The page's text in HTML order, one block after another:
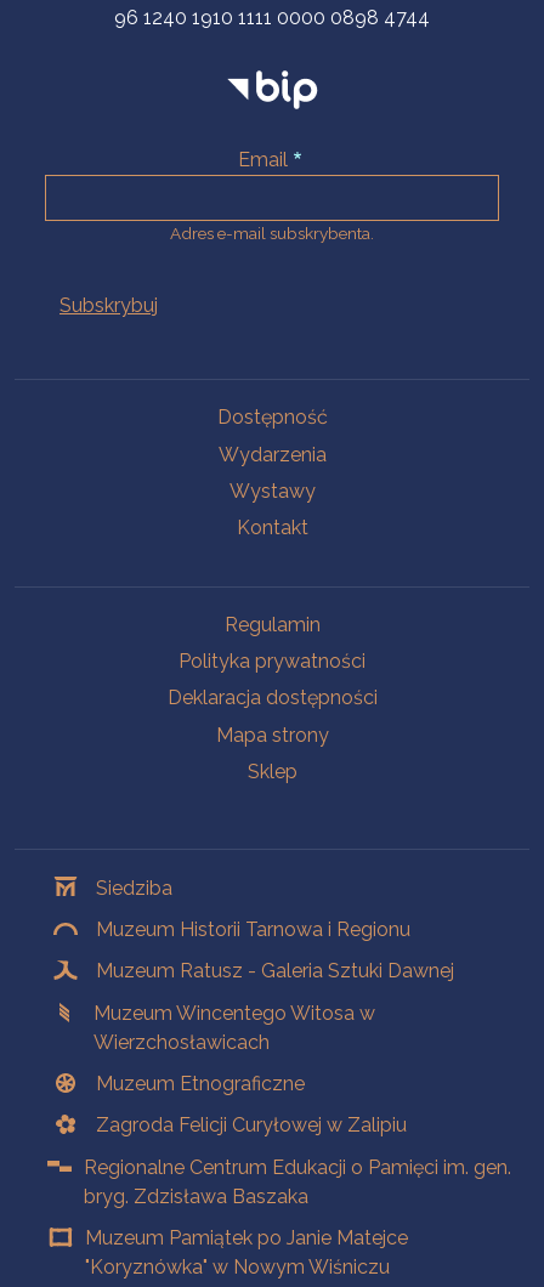
96 1240 1910 1111 0000 0898 4744
Email
Adres e-mail subskrybenta.
Dostępność
Wydarzenia
Wystawy
Kontakt
Regulamin
Polityka prywatności
Deklaracja dostępności
Mapa strony
Sklep
Siedziba
Muzeum Historii Tarnowa i Regionu
Muzeum Ratusz - Galeria Sztuki Dawnej
Muzeum Wincentego Witosa w
Wierzchosławicach
Muzeum Etnograficzne
Zagroda Felicji Curyłowej w Zalipiu
Regionalne Centrum Edukacji o Pamięci im. gen.
bryg. Zdzisława Baszaka
Muzeum Pamiątek po Janie Matejce
"Koryznówka" w Nowym Wiśniczu